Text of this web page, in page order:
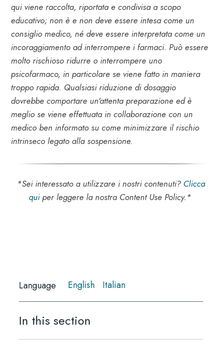
qui viene raccolta, riportata e condivisa a scopo
educativo; non è e non deve essere intesa come un
consiglio medico, né deve essere interpretata come un
incoraggiamento ad interrompere i farmaci. Può essere
molto rischioso ridurre o interrompere uno
psicofarmaco, in particolare se viene fatto in maniera
troppo rapida. Qualsiasi riduzione di dosaggio
dovrebbe comportare un'attenta preparazione ed è
meglio se viene effettuata in collaborazione con un
medico ben informato su come minimizzare il rischio
intrinseco legato alla sospensione.
*Sei interessato a utilizzare i nostri contenuti? Clicca
quiper leggere la nostra Content Use Policy.*
Language English Italian
In this section